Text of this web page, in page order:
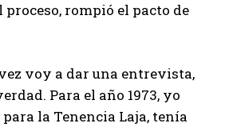
rompió el pacto de
voy a dar una entrevista,
Para el año 1973, yo
la Tenencia Laja, tenía